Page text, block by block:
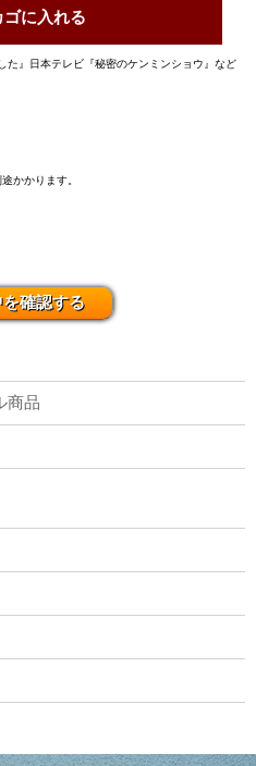
た』日本テレビ『秘密のケンミンショウ』など
かかります。
を確認する
商品